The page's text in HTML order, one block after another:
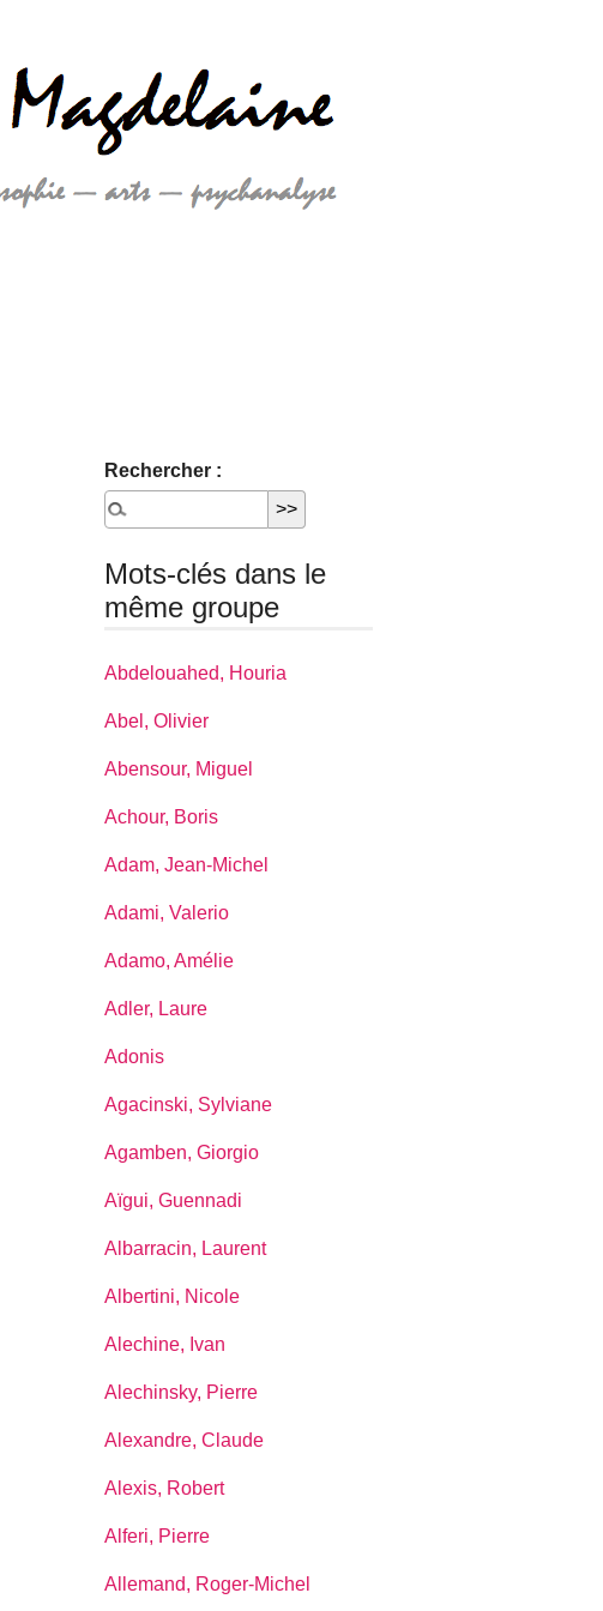
Rechercher :
Mots-clés dans le
même groupe
Abdelouahed, Houria
Abel, Olivier
Abensour, Miguel
Achour, Boris
Adam, Jean-Michel
Adami, Valerio
Adamo, Amélie
Adler, Laure
Adonis
Agacinski, Sylviane
Agamben, Giorgio
Aïgui, Guennadi
Albarracin, Laurent
Albertini, Nicole
Alechine, Ivan
Alechinsky, Pierre
Alexandre, Claude
Alexis, Robert
Alferi, Pierre
Allemand, Roger-Michel